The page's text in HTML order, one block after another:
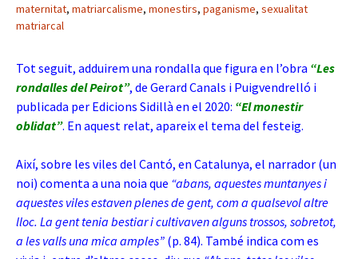
maternitat, matriarcalisme, monestirs, paganisme, sexualitat
matriarcal
Tot seguit, adduirem una rondalla que figura en l’obra “Les
rondalles del Peirot”, de Gerard Canals i Puigvendrelló i
publicada per Edicions Sidillà en el 2020: “El monestir
oblidat”. En aquest relat, apareix el tema del festeig.
Així, sobre les viles del Cantó, en Catalunya, el narrador (un
noi) comenta a una noia que “abans, aquestes muntanyes i
aquestes viles estaven plenes de gent, com a qualsevol altre
lloc. La gent tenia bestiar i cultivaven alguns trossos, sobretot,
a les valls una mica amples” (p. 84). També indica com es